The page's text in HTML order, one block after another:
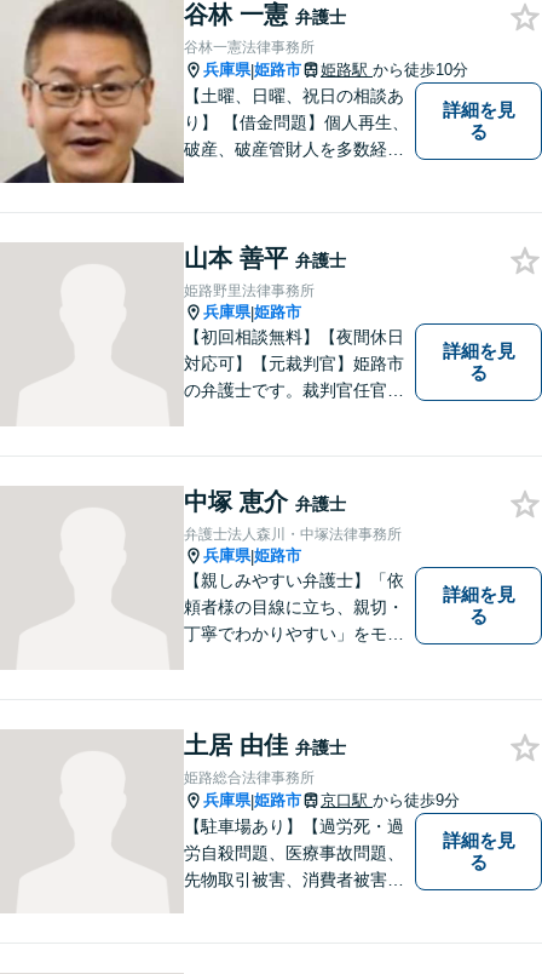
済など幅広い問題に積極的に
取り組みます。お気軽にご相
談ください。
谷林 一憲 弁護士
谷林一憲法律事務所
兵庫県|姫路市 姫路駅 から徒歩10分
【土曜、日曜、祝日の相談あ
り】 【借金問題】個人再生、
破産、破産管財人を多数経
す。 【交通事故】後遺障害の
認定を獲得した事案を多数経
験。
詳細を見
る
山本 善平 弁護士
姫路野里法律事務所
兵庫県|姫路市
【初回相談無料】【夜間休日
対応可】【元裁判官】姫路市
の弁護士です。裁判官任官２
詳細を見
る
中塚 恵介 弁護士
弁護士法人森川・中塚法律事務所
兵庫県|姫路市
【親しみやすい弁護士】「依
頼者様の目線に立ち、親切・
丁寧でわかりやすい」をモッ
はどうにもならないと思える
事でも、弁護士に相談するこ
とでスムーズな解決に繋がる
ことがあります。
詳細を見
る
土居 由佳 弁護士
姫路総合法律事務所
兵庫県|姫路市 京口駅 から徒歩9分
【駐車場あり】【過労死・過
労自殺問題、医療事故問題、
先物取引被害、消費者被害、
詳細を見
る